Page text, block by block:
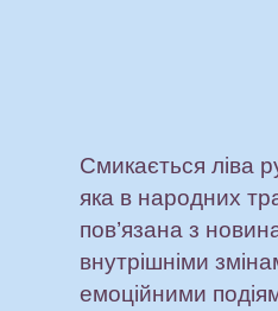
Смикається ліва
яка в народних
пов’язана з
внутрішніми
емоційними